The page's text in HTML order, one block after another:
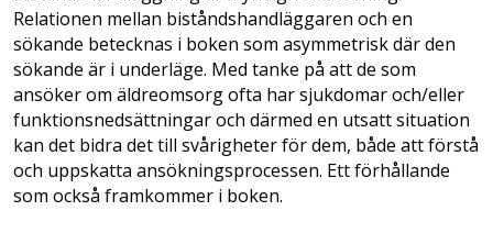
Relationen mellan biståndshandläggaren och en
sökande betecknas i boken som asymmetrisk där den
sökande är i underläge. Med tanke på att de som
ansöker om äldreomsorg ofta har sjukdomar och/eller
funktionsnedsättningar och därmed en utsatt situation
kan det bidra det till svårigheter för dem, både att förstå
och uppskatta ansökningsprocessen. Ett förhållande
som också framkommer i boken.